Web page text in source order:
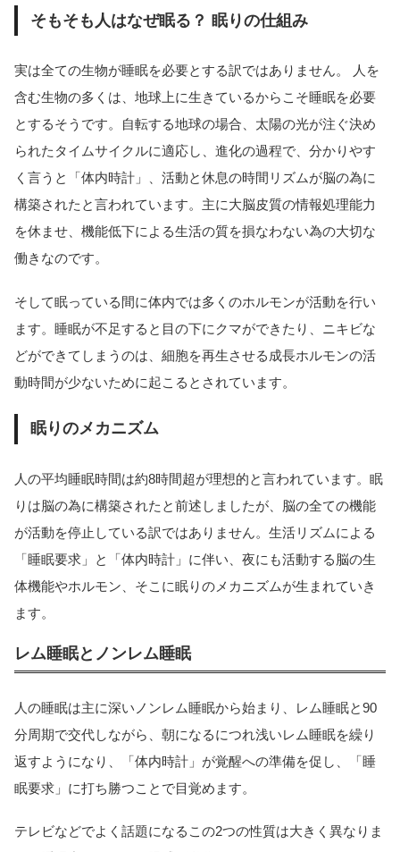
そもそも人はなぜ眠る？ 眠りの仕組み
実は全ての生物が睡眠を必要とする訳ではありません。 人を
含む生物の多くは、地球上に生きているからこそ睡眠を必要
とするそうです。自転する地球の場合、太陽の光が注ぐ決め
られたタイムサイクルに適応し、進化の過程で、分かりやす
く言うと「体内時計」、活動と休息の時間リズムが脳の為に
構築されたと言われています。主に大脳皮質の情報処理能力
を休ませ、機能低下による生活の質を損なわない為の大切な
働きなのです。
そして眠っている間に体内では多くのホルモンが活動を行い
ます。睡眠が不足すると目の下にクマができたり、ニキビな
どができてしまうのは、細胞を再生させる成長ホルモンの活
動時間が少ないために起こるとされています。
眠りのメカニズム
人の平均睡眠時間は約8時間超が理想的と言われています。眠
りは脳の為に構築されたと前述しましたが、脳の全ての機能
が活動を停止している訳ではありません。生活リズムによる
「睡眠要求」と「体内時計」に伴い、夜にも活動する脳の生
体機能やホルモン、そこに眠りのメカニズムが生まれていき
ます。
レム睡眠とノンレム睡眠
人の睡眠は主に深いノンレム睡眠から始まり、レム睡眠と90
分周期で交代しながら、朝になるにつれ浅いレム睡眠を繰り
返すようになり、「体内時計」が覚醒への準備を促し、「睡
眠要求」に打ち勝つことで目覚めます。
テレビなどでよく話題になるこの2つの性質は大きく異なりま